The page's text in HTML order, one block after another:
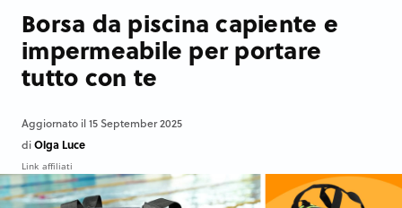
Borsa da piscina capiente e
impermeabile per portare
tutto con te
Aggiornato il 15 September 2025
diOlga Luce
Link affiliati